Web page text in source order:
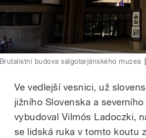
Brutalistní budova salgotarjánského muzea
Ve vedlejší vesnici, už
jižního Slovenska a
vybudoval Vilmós Ladoczki,
se lidská ruka v tomto koutu